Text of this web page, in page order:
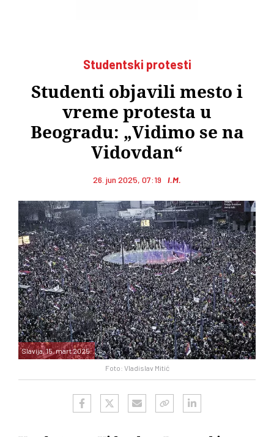
Studentski protesti
Studenti objavili mesto i
vreme protesta u
Beogradu: „Vidimo se na
Vidovdan“
26. jun 2025, 07:19 I.M.
Foto: Vladislav Mitić
Slavija, 15. mart 2025.